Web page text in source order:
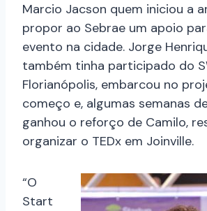
Marcio Jacson quem iniciou a
propor ao Sebrae um apoio
evento na cidade. Jorge
também tinha participado do
Florianópolis, embarcou no
começo e, algumas semanas
ganhou o reforço de Camilo,
organizar o TEDx em Joinville.
“O
Start